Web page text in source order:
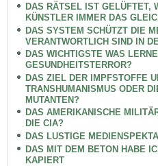
DAS RÄTSEL IST GELÜFTET,
KÜNSTLER IMMER DAS
DAS SYSTEM SCHÜTZT DIE
VERANTWORTLICH SIND IN
DAS WICHTIGSTE WAS
GESUNDHEITSTERROR?
DAS ZIEL DER IMPFSTOFFE
TRANSHUMANISMUS ODER
MUTANTEN?
DAS AMERIKANISCHE
DIE CIA?
DAS LUSTIGE
DAS MIT DEM BETON HABE
KAPIERT